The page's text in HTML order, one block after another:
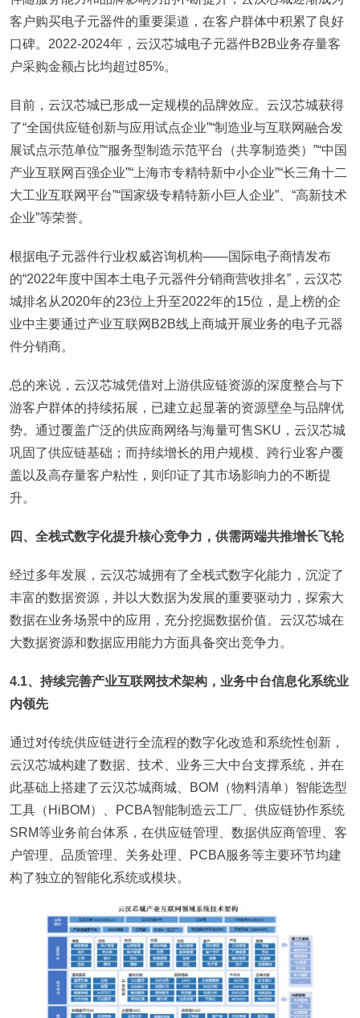
客户购买电子元器件的重要渠道，在客户群体中积累了良好
口碑。2022-2024年，云汉芯城电子元器件B2B业务存量客
户采购金额占比均超过85%。
目前，云汉芯城已形成一定规模的品牌效应。云汉芯城获得
了“全国供应链创新与应用试点企业”“制造业与互联网融合发
展试点示范单位”“服务型制造示范平台（共享制造类）”“中国
产业互联网百强企业”“上海市专精特新中小企业”“长三角十二
大工业互联网平台”“国家级专精特新小巨人企业”、“高新技术
企业”等荣誉。
根据电子元器件行业权威咨询机构——国际电子商情发布
的“2022年度中国本土电子元器件分销商营收排名”，云汉芯
城排名从2020年的23位上升至2022年的15位，是上榜的企
业中主要通过产业互联网B2B线上商城开展业务的电子元器
件分销商。
总的来说，云汉芯城凭借对上游供应链资源的深度整合与下
游客户群体的持续拓展，已建立起显著的资源壁垒与品牌优
势。通过覆盖广泛的供应商网络与海量可售SKU，云汉芯城
巩固了供应链基础；而持续增长的用户规模、跨行业客户覆
盖以及高存量客户粘性，则印证了其市场影响力的不断提
升。
四、全栈式数字化提升核心竞争力，供需两端共推增长飞轮
经过多年发展，云汉芯城拥有了全栈式数字化能力，沉淀了
丰富的数据资源，并以大数据为发展的重要驱动力，探索大
数据在业务场景中的应用，充分挖掘数据价值。云汉芯城在
大数据资源和数据应用能力方面具备突出竞争力。
4.1、持续完善产业互联网技术架构，业务中台信息化系统业
内领先
通过对传统供应链进行全流程的数字化改造和系统性创新，
云汉芯城构建了数据、技术、业务三大中台支撑系统，并在
此基础上搭建了云汉芯城商城、BOM（物料清单）智能选型
工具（HiBOM）、PCBA智能制造云工厂、供应链协作系统
SRM等业务前台体系，在供应链管理、数据供应商管理、客
户管理、品质管理、关务处理、PCBA服务等主要环节均建
构了独立的智能化系统或模块。